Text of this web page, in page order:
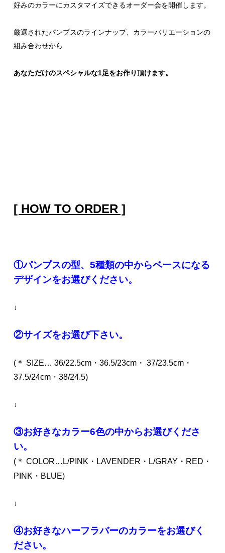
好みのカラーにカスタマイズできるオーダー会を開催します。
厳選されたパンプスのラインナップ、カラーバリエーションの
組み合わせから
あなただけのスペシャルな1足をお作り頂けます。
[ HOW TO ORDER ]
①パンプスの型、5種類の中からベースになる
デザインをお選びください。
↓
②サイズをお選び下さい。
(＊ SIZE… 36/22.5cm・36.5/23cm・ 37/23.5cm・
37.5/24cm・38/24.5)
↓
③お好きなカラー6色の中からお選びくださ
い。
(＊ COLOR…L/PINK・LAVENDER・L/GRAY・RED・
PINK・BLUE)
↓
④お好きなハーフラバーのカラーをお選びく
ださい。